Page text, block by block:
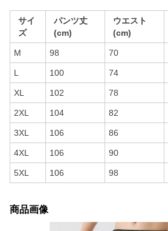
サイ
ズ
パンツ丈
(cm)
ウエスト
(cm)
M 98 70
L 100 74
XL 102 78
2XL 104 82
3XL 106 86
4XL 106 90
5XL 106 98
商品画像